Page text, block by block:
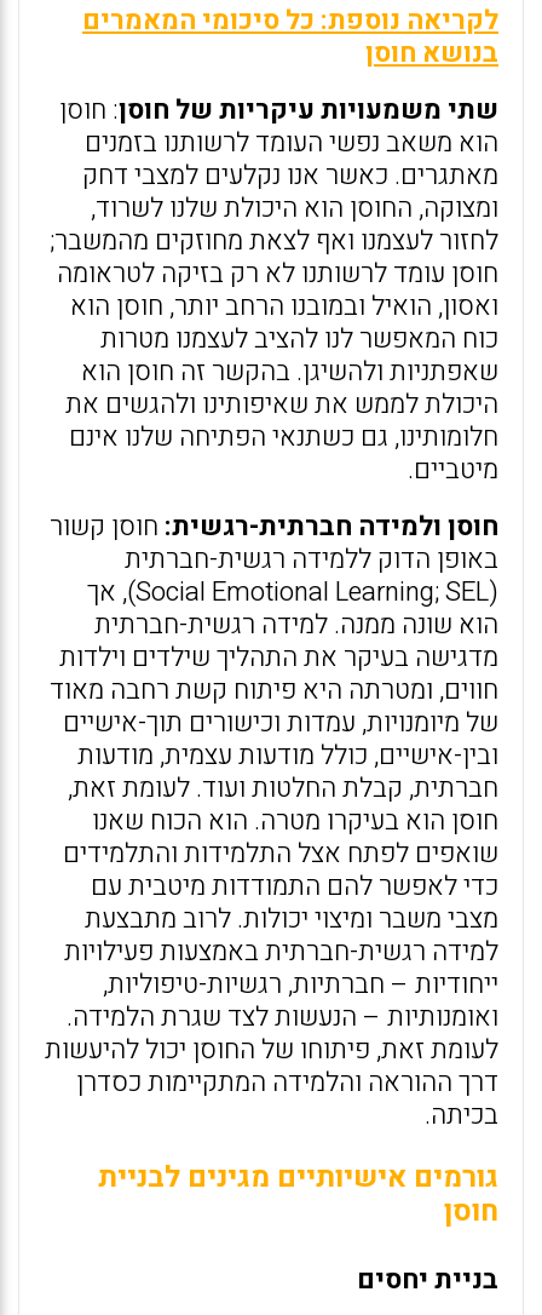
לקריאה נוספת: כל סיכומי המאמרים
בנושא חוסן
שתי משמעויות עיקריות של חוסן: חוסן
הוא משאב נפשי העומד לרשותנו בזמנים
מאתגרים. כאשר אנו נקלעים למצבי דחק
ומצוקה, החוסן הוא היכולת שלנו לשרוד,
לחזור לעצמנו ואף לצאת מחוזקים מהמשבר;
חוסן עומד לרשותנו לא רק בזיקה לטראומה
ואסון, הואיל ובמובנו הרחב יותר, חוסן הוא
כוח המאפשר לנו להציב לעצמנו מטרות
שאפתניות ולהשיגן. בהקשר זה חוסן הוא
היכולת לממש את שאיפותינו ולהגשים את
חלומותינו, גם כשתנאי הפתיחה שלנו אינם
מיטביים.
חוסן ולמידה חברתית-רגשית: חוסן קשור
באופן הדוק ללמידה רגשית-חברתית
(Social Emotional Learning; SEL), אך
הוא שונה ממנה. למידה רגשית-חברתית
מדגישה בעיקר את התהליך שילדים וילדות
חווים, ומטרתה היא פיתוח קשת רחבה מאוד
של מיומנויות, עמדות וכישורים תוך-אישיים
ובין-אישיים, כולל מודעות עצמית, מודעות
חברתית, קבלת החלטות ועוד. לעומת זאת,
חוסן הוא בעיקרו מטרה. הוא הכוח שאנו
שואפים לפתח אצל התלמידות והתלמידים
כדי לאפשר להם התמודדות מיטבית עם
מצבי משבר ומיצוי יכולות. לרוב מתבצעת
למידה רגשית-חברתית באמצעות פעילויות
ייחודיות – חברתיות, רגשיות-טיפוליות,
ואומנותיות – הנעשות לצד שגרת הלמידה.
לעומת זאת, פיתוחו של החוסן יכול להיעשות
דרך ההוראה והלמידה המתקיימות כסדרן
בכיתה.
גורמים אישיותיים מגינים לבניית
חוסן
בניית יחסים